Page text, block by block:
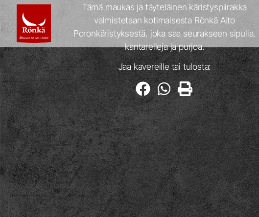
Tämä maukas ja täyteläinen käristyspiirakka
valmistetaan kotimaisesta Rönkä Aito
Poronkäristyksestä, joka saa seurakseen sipulia,
kantarelleja ja purjoa.
Jaa kavereille tai tulosta: